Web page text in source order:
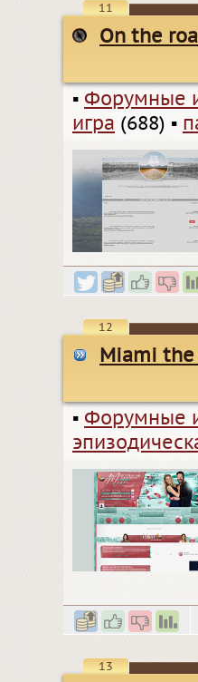
11
On the
▪ Форумные
игра (688) ▪
12
Miami
▪ Форумные
13